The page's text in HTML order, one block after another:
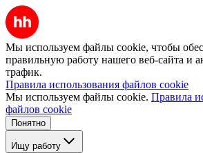
Мы используем файлы cookie, чтобы
правильную работу нашего веб-сайта и
трафик.
Правила использования файлов cookie
Мы используем файлы cookie. Правила
файлов cookie
Понятно
Ищу работу